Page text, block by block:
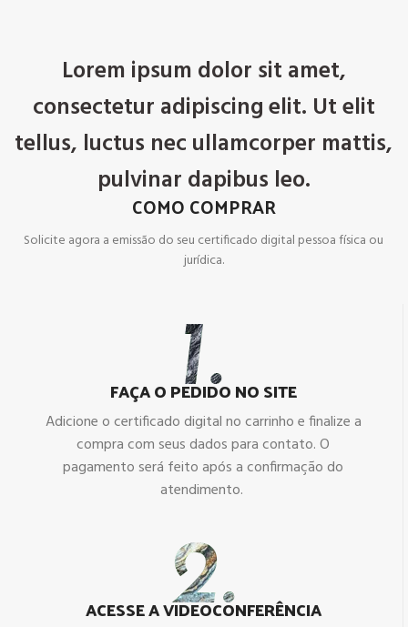
Lorem ipsum dolor sit amet,
consectetur adipiscing elit. Ut elit
tellus, luctus nec ullamcorper mattis,
pulvinar dapibus leo.
COMO COMPRAR
Solicite agora a emissão do seu certificado digital pessoa física ou
jurídica.
FAÇA O PEDIDO NO SITE
Adicione o certificado digital no carrinho e finalize a
compra com seus dados para contato. O
pagamento será feito após a confirmação do
atendimento.
ACESSE A VIDEOCONFERÊNCIA